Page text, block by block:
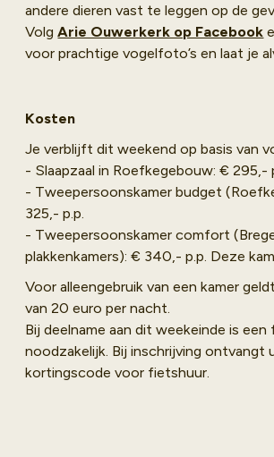
andere dieren vast te leggen op de
VolgArie Ouwerkerk op Facebook
voor prachtige vogelfoto’s en laat je
Kosten
Je verblijft dit weekend op basis van
- Slaapzaal in Roefkegebouw: € 295,-
- Tweepersoonskamer budget
325,- p.p.
- Tweepersoonskamer comfort
plakkenkamers): € 340,- p.p. Deze
Voor alleengebruik van een kamer
van 20 euro per nacht.
Bij deelname aan dit weekeinde is een
noodzakelijk. Bij inschrijving ontvangt
kortingscode voor fietshuur.